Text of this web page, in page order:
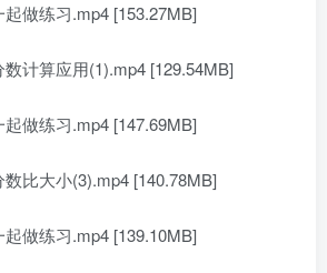
练习.mp4 [153.27MB]
算应用(1).mp4 [129.54MB]
练习.mp4 [147.69MB]
大小(3).mp4 [140.78MB]
练习.mp4 [139.10MB]